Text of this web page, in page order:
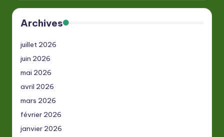
Archives
juillet 2026
juin 2026
mai 2026
avril 2026
mars 2026
février 2026
janvier 2026